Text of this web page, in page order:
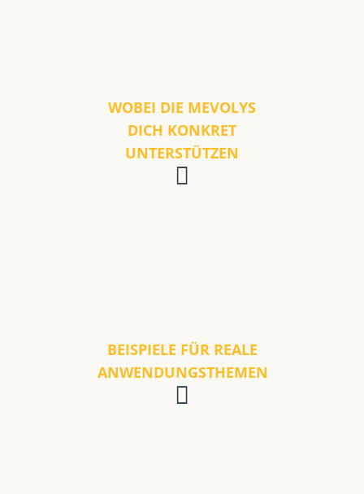
WOBEI DIE MEVOLYS
DICH KONKRET
UNTERSTÜTZEN
BEISPIELE FÜR REALE
ANWENDUNGSTHEMEN